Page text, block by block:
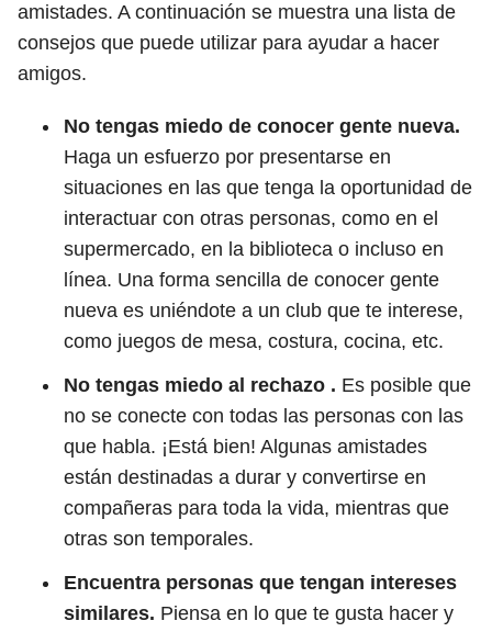
amistades. A continuación se muestra una lista de
consejos que puede utilizar para ayudar a hacer
amigos.
No tengas miedo de conocer gente nueva.
Haga un esfuerzo por presentarse en
situaciones en las que tenga la oportunidad de
interactuar con otras personas, como en el
supermercado, en la biblioteca o incluso en
línea. Una forma sencilla de conocer gente
nueva es uniéndote a un club que te interese,
como juegos de mesa, costura, cocina, etc.
No tengas miedo al rechazo . Es posible que
no se conecte con todas las personas con las
que habla. ¡Está bien! Algunas amistades
están destinadas a durar y convertirse en
compañeras para toda la vida, mientras que
otras son temporales.
Encuentra personas que tengan intereses
similares. Piensa en lo que te gusta hacer y